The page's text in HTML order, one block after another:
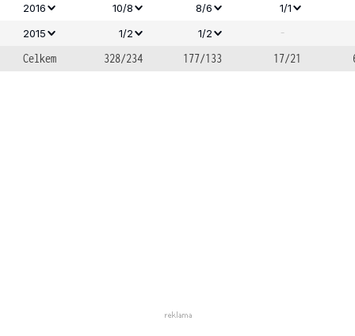
2016
10/8 8/6
1/1
2015
1/2 1/2
-
Celkem
328/234 177/133 17/21